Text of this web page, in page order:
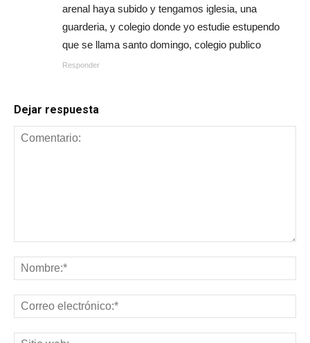
arenal haya subido y tengamos iglesia, una
guarderia, y colegio donde yo estudie estupendo
que se llama santo domingo, colegio publico
Responder
Dejar respuesta